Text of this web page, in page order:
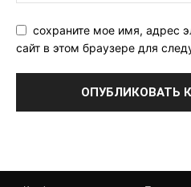
сохраните мое имя, адрес
сайт в этом браузере для